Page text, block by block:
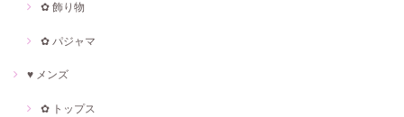
✿ 飾り物
✿ パジャマ
♥ メンズ
✿ トップス